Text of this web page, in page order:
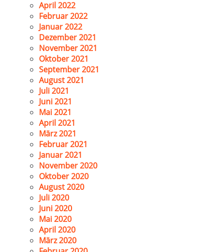
April 2022
Februar 2022
Januar 2022
Dezember 2021
November 2021
Oktober 2021
September 2021
August 2021
Juli 2021
Juni 2021
Mai 2021
April 2021
März 2021
Februar 2021
Januar 2021
November 2020
Oktober 2020
August 2020
Juli 2020
Juni 2020
Mai 2020
April 2020
März 2020